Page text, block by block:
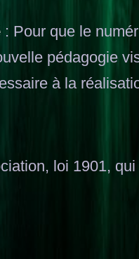
: Pour que le
pédagogie
à la
loi 1901,